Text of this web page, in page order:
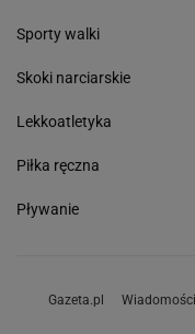
Sporty walki
Skoki narciarskie
Lekkoatletyka
Piłka ręczna
Pływanie
Gazeta.pl Wiadomości